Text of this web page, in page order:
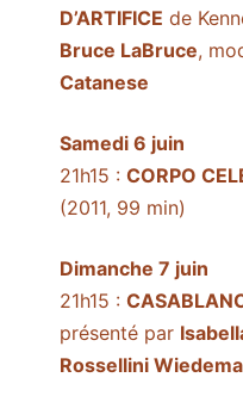
D’ARTIFICE de
Bruce LaBruce,
Catanese
Samedi 6 juin
21h15 : CORPO
(2011, 99 min)
Dimanche 7 juin
21h15 :
présenté par
Rossellini